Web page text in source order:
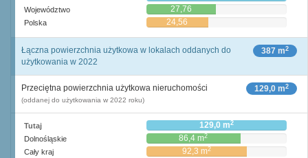
Województwo 27,76
Polska 24,56
387 m2
Łączna powierzchnia użytkowa w lokalach oddanych do
użytkowania w 2022
129,0 m2
Przeciętna powierzchnia użytkowa nieruchomości
(oddanej do użytkowania w 2022 roku)
Tutaj 129,0 m2
Dolnośląskie 86,4 m2
Cały kraj 92,3 m2